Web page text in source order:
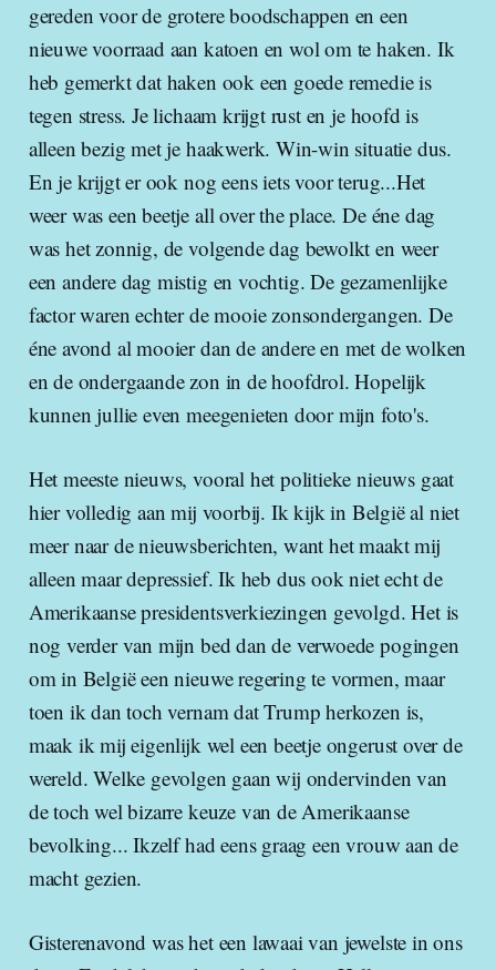
gereden voor de grotere boodschappen en een
nieuwe voorraad aan katoen en wol om te haken. Ik
heb gemerkt dat haken ook een goede remedie is
tegen stress. Je lichaam krijgt rust en je hoofd is
alleen bezig met je haakwerk. Win-win situatie dus.
En je krijgt er ook nog eens iets voor terug...Het
weer was een beetje all over the place. De éne dag
was het zonnig, de volgende dag bewolkt en weer
een andere dag mistig en vochtig. De gezamenlijke
factor waren echter de mooie zonsondergangen. De
éne avond al mooier dan de andere en met de wolken
en de ondergaande zon in de hoofdrol. Hopelijk
kunnen jullie even meegenieten door mijn foto's.
Het meeste nieuws, vooral het politieke nieuws gaat
hier volledig aan mij voorbij. Ik kijk in België al niet
meer naar de nieuwsberichten, want het maakt mij
alleen maar depressief. Ik heb dus ook niet echt de
Amerikaanse presidentsverkiezingen gevolgd. Het is
nog verder van mijn bed dan de verwoede pogingen
om in België een nieuwe regering te vormen, maar
toen ik dan toch vernam dat Trump herkozen is,
maak ik mij eigenlijk wel een beetje ongerust over de
wereld. Welke gevolgen gaan wij ondervinden van
de toch wel bizarre keuze van de Amerikaanse
bevolking... Ikzelf had eens graag een vrouw aan de
macht gezien.
Gisterenavond was het een lawaai van jewelste in ons